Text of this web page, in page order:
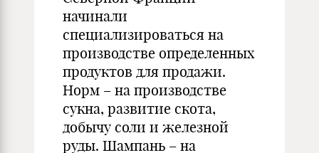
начинали
специализироваться на
производстве определенных
продуктов для продажи.
Норм – на производстве
сукна, развитие скота,
добычу соли и железной
руды. Шампань – на